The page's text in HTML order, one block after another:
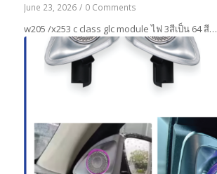
June 23, 2026 / 0 Comments
w205 /x253 c class glc module ไฟ 3สีเป็น 64 สี…